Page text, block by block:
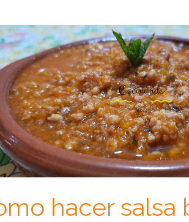
hacer salsa